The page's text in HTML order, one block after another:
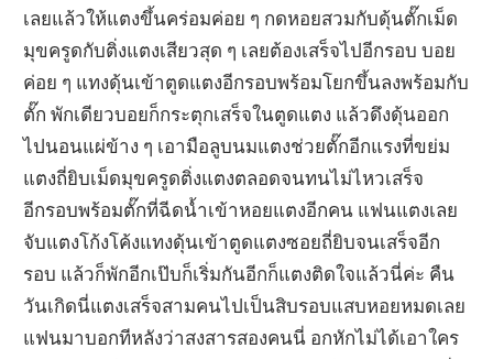
เลยแล้วให้แตงขึ้นคร่อมค่อย ๆ กดหอยสวมกับดุ้นตั๊กเม็ด
มุขครูดกับติ่งแตงเสียวสุด ๆ เลยต้องเสร็จไปอีกรอบ บอย
ค่อย ๆ แทงดุ้นเข้าตูดแตงอีกรอบพร้อมโยกขึ้นลงพร้อมกับ
ตั๊ก พักเดียวบอยก็กระตุกเสร็จในตูดแตง แล้วดึงดุ้นออก
ไปนอนแผ่ข้าง ๆ เอามือลูบนมแตงช่วยตั๊กอีกแรงที่ขย่ม
แตงถี่ยิบเม็ดมุขครูดติ่งแตงตลอดจนทนไม่ไหวเสร็จ
อีกรอบพร้อมตั๊กที่ฉีดน้ำเข้าหอยแตงอีกคน แฟนแตงเลย
จับแตงโก้งโค้งแทงดุ้นเข้าตูดแตงซอยถี่ยิบจนเสร็จอีก
รอบ แล้วก็พักอีกเป๊บก็เริ่มกันอีกก็แตงติดใจแล้วนี่ค่ะ คืน
วันเกิดนี่แตงเสร็จสามคนไปเป็นสิบรอบแสบหอยหมดเลย
แฟนมาบอกทีหลังว่าสงสารสองคนนี่ อกหักไม่ได้เอาใคร